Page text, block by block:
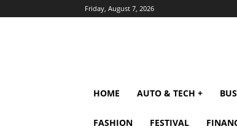
Friday, August 7, 2026
HOME AUTO & TECH +
FASHION FESTIVAL